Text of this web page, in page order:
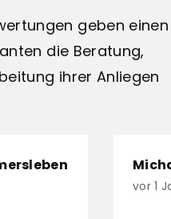
geben einen
die Beratung,
ihrer Anliegen
vor 1